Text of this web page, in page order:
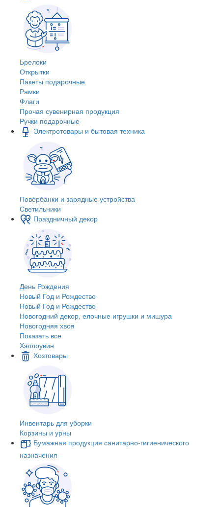
Брелоки
Открытки
Пакеты подарочные
Рамки
Флаги
Прочая сувенирная продукция
Ручки подарочные
Электротовары и бытовая техника
Повербанки и зарядные устройства
Светильники
Праздничный декор
День Рождения
Новый Год и Рождество
Новый Год и Рождество
Новогодний декор, елочные игрушки и мишура
Новогодняя хвоя
Показать все
Хэллоувин
Хозтовары
Инвентарь для уборки
Корзины и урны
Бумажная продукция санитарно-гигиенического
назначения